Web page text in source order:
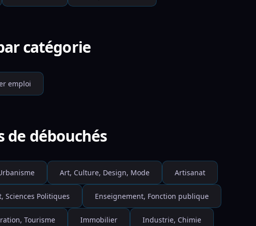
catégorie
emploi
de débouchés
Art, Culture, Design, Mode Artisanat
Sciences Politiques Enseignement, Fonction publique
Tourisme Immobilier Industrie, Chimie